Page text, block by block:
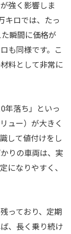
強く影響しま
キロでは、たっ
瞬間に価格が
も同様です。こ
料として非常に
年落ち」といっ
ュー）が大きく
して値付けをし
りの車両は、実
になりやすく、
っており、定期
、長く乗り続け